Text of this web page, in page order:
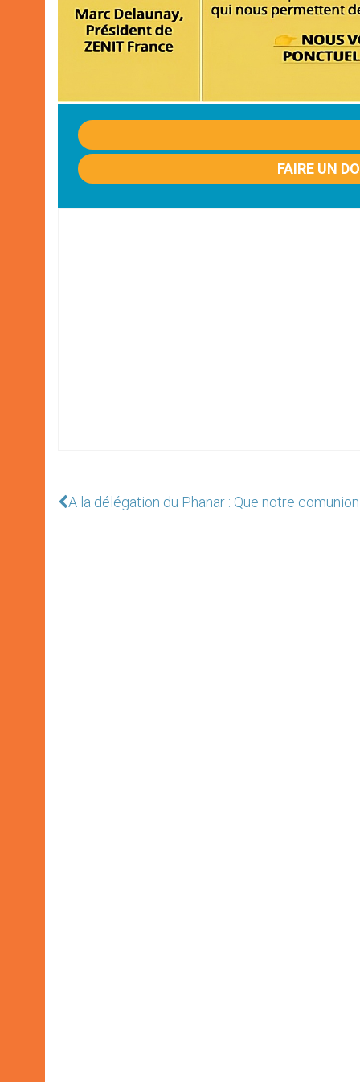
FAIRE UN
A la délégation du Phanar : Que notre